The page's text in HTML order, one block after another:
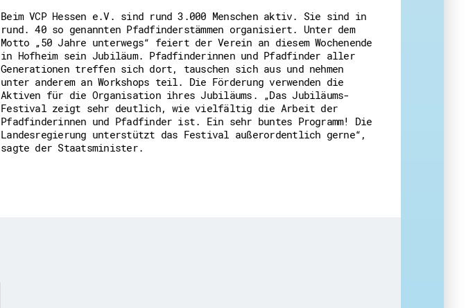
Beim VCP Hessen e.V. sind rund 3.000 Menschen aktiv. Sie sind in
rund. 40 so genannten Pfadfinderstämmen organisiert. Unter dem
Motto „50 Jahre unterwegs“ feiert der Verein an diesem Wochenende
in Hofheim sein Jubiläum. Pfadfinderinnen und Pfadfinder aller
Generationen treffen sich dort, tauschen sich aus und nehmen
unter anderem an Workshops teil. Die Förderung verwenden die
Aktiven für die Organisation ihres Jubiläums. „Das Jubiläums-
Festival zeigt sehr deutlich, wie vielfältig die Arbeit der
Pfadfinderinnen und Pfadfinder ist. Ein sehr buntes Programm! Die
Landesregierung unterstützt das Festival außerordentlich gerne“,
sagte der Staatsminister.